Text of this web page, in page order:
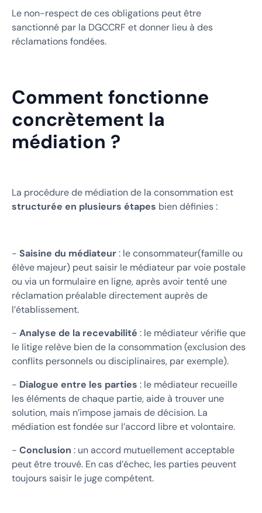
Le non-respect de ces obligations peut être
sanctionné par la DGCCRF et donner lieu à des
réclamations fondées.
Comment fonctionne
concrètement la
médiation ?
La procédure de médiation de la consommation est
structurée en plusieurs étapes bien définies :
- Saisine du médiateur: le consommateur(famille ou
élève majeur) peut saisir le médiateur par voie postale
ou via un formulaire en ligne, après avoir tenté une
réclamation préalable directement auprès de
l’établissement.
- Analyse de la recevabilité : le médiateur vérifie que
le litige relève bien de la consommation (exclusion des
conflits personnels ou disciplinaires, par exemple).
- Dialogue entre les parties : le médiateur recueille
les éléments de chaque partie, aide à trouver une
solution, mais n’impose jamais de décision. La
médiation est fondée sur l’accord libre et volontaire.
- Conclusion : un accord mutuellement acceptable
peut être trouvé. En cas d’échec, les parties peuvent
toujours saisir le juge compétent.